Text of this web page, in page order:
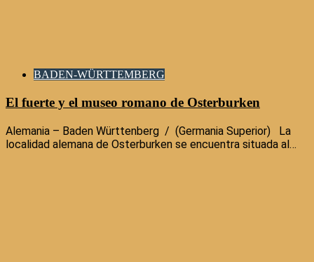
BADEN-WÜRTTEMBERG
El fuerte y el museo romano de Osterburken
Alemania – Baden Württenberg / (Germania Superior) La
localidad alemana de Osterburken se encuentra situada al…